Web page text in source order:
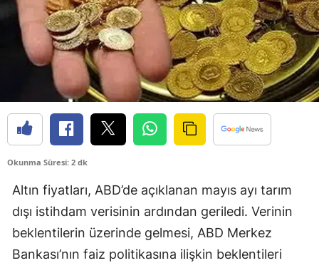
Okunma Süresi: 2 dk
Altın fiyatları, ABD’de açıklanan mayıs ayı tarım
dışı istihdam verisinin ardından geriledi. Verinin
beklentilerin üzerinde gelmesi, ABD Merkez
Bankası’nın faiz politikasına ilişkin beklentileri